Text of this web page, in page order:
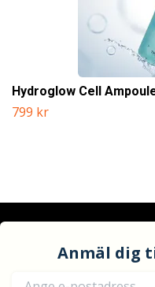
Hydroglow Cell
799 kr
Anmäl dig